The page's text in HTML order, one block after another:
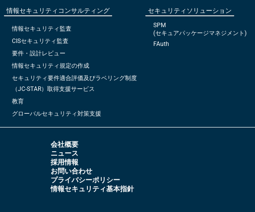
情報セキュリティコンサルティング
情報セキュリティ監査
CISセキュリティ監査
要件・設計レビュー
情報セキュリティ規定の作成
セキュリティ要件適合評価及びラベリング制度
（JC-STAR）取得支援サービス
教育
グローバルセキュリティ対策支援
セキュリティソリューション
SPM
(セキュアパッケージマネジメント)
FAuth
会社概要
ニュース
採用情報
お問い合わせ
プライバシーポリシー
情報セキュリティ基本指針